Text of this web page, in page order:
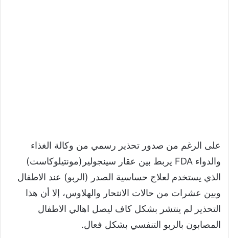
على الرغم من صدور تحذير رسمي من وكالة الغذاء
والدواء FDA يربط بين عقار سينجولير(مونتيلوكاست)
الذي يستخدم لعلاج حساسية الصدر (الربو) عند الاطفال
وبين عشرات من حالات الانتحار والهلاوس، إلا أن هذا
التحذير لم ينتشر بشكل كاف ليصل اهالي الاطفال
المصابون بالربو التنفسي بشكل فعال.